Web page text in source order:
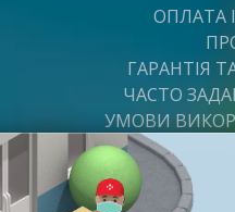
ОПЛАТА
ГАРАНТІЯ
ЧАСТО
УМОВИ